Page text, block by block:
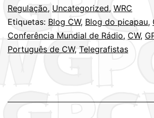
Regulação, Uncategorized, WRC
Etiquetas: Blog CW, Blog do picapau,
Conferência Mundial de Rádio, CW,
Português de CW, Telegrafistas